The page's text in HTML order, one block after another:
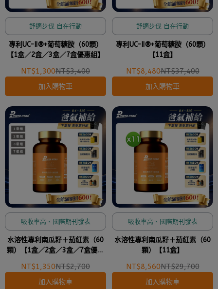
舒適步伐 自在行動
專利UC-II®+葡萄糖胺（60顆）
【1盒／2盒／3盒／7盒優惠組】
NT$1,300NT$3,400
加入購物車
舒適步伐 自在行動
專利UC-II®+葡萄糖胺（60顆）
【11盒】
NT$8,480NT$37,400
加入購物車
吸收率高、國際期刊發表
水溶性專利南瓜籽＋茄紅素（60
顆）【1盒／2盒／3盒／7盒優惠
NT$1,350NT$2,700
加入購物車
吸收率高、國際期刊發表
水溶性專利南瓜籽＋茄紅素（60
顆）【11盒】
NT$8,560NT$29,700
加入購物車